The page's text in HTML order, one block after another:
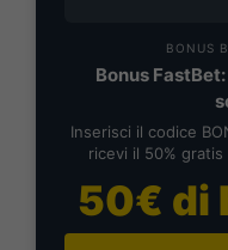
BONUS
Bonus
Inserisci il codice
ricevi il 50%
50€ di